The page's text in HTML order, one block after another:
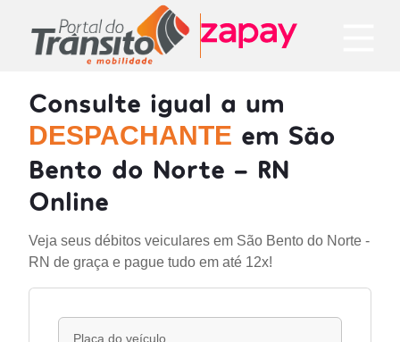
Consulte igual a um
DESPACHANTE em São
Bento do Norte - RN
Online
Veja seus débitos veiculares em São Bento do Norte -
RN de graça e pague tudo em até 12x!